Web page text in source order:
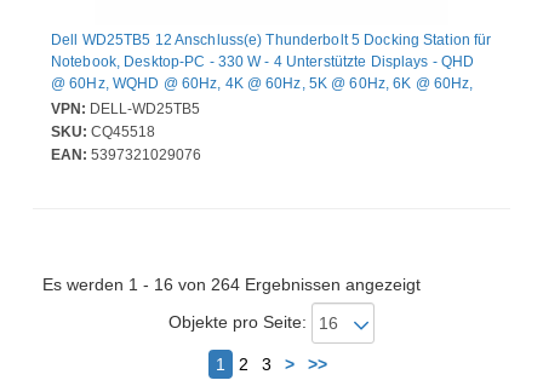
Dell WD25TB5 12 Anschluss(e) Thunderbolt 5 Docking Station für
Notebook, Desktop-PC - 330 W - 4 Unterstützte Displays - QHD
@ 60Hz, WQHD @ 60Hz, 4K @ 60Hz, 5K @ 60Hz, 6K @ 60Hz,
8K @ 60Hz, 4K @ 120Hz - 3840 x 2160, 5120 x 2160, 2560 x
1440, 3440 x 1440, 7680 x 4320, 6144 x 3456 - 6 x USB-
Anschlüsse - 4 x USB Typ-A-Anschlüsse - USB Typ-A - 2 x USB
VPN: DELL-WD25TB5
SKU: CQ45518
EAN: 5397321029076
Es werden 1 - 16 von 264 Ergebnissen angezeigt
Objekte pro Seite:
1 2 3 > >>Nächster